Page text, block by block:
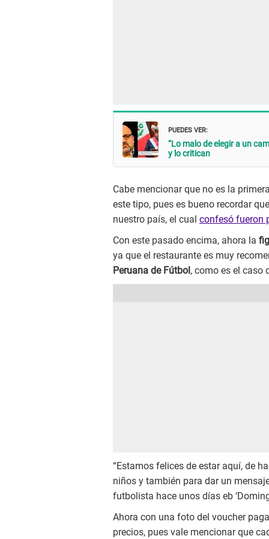
PUEDES VER:
“Lo malo de elegir a un
y lo critican
Cabe mencionar que no es la
este tipo, pues es bueno recordar
nuestro país, el cual confesó fueron
Con este pasado encima, ahora la
ya que el restaurante es muy
Peruana de Fútbol , como es el caso
“Estamos felices de estar aquí, de
niños y también para dar un
futbolista hace unos días eb
Ahora con una foto del voucher
precios, pues vale mencionar que